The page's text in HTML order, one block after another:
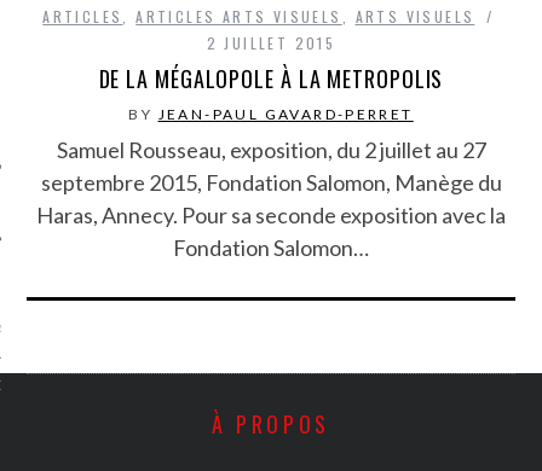
SUIVEZ-NOUS
CARAVELLE
PODCAST
ARTICLES ,ARTICLES ARTS VISUELS
ARTS VISUELS
2 JUILLET 2015
DE LA MÉGALOPOLE À LA METROPOLIS
BY JEAN-PAUL GAVARD-PERRET
Samuel Rousseau, exposition, du 2 juillet au 27
septembre 2015, Fondation Salomon, Manège du
Haras, Annecy. Pour sa seconde exposition avec la
Fondation Salomon…
À PROPOS